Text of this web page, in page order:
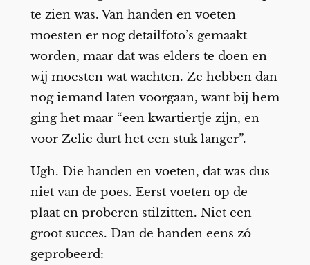
te zien was. Van handen en voeten
moesten er nog detailfoto’s gemaakt
worden, maar dat was elders te doen en
wij moesten wat wachten. Ze hebben dan
nog iemand laten voorgaan, want bij hem
ging het maar “een kwartiertje zijn, en
voor Zelie durt het een stuk langer”.
Ugh. Die handen en voeten, dat was dus
niet van de poes. Eerst voeten op de
plaat en proberen stilzitten. Niet een
groot succes. Dan de handen eens zó
geprobeerd: